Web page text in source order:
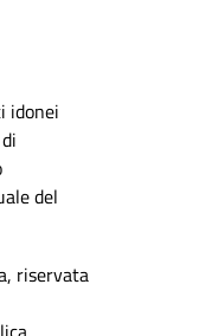
idonei
del
riservata